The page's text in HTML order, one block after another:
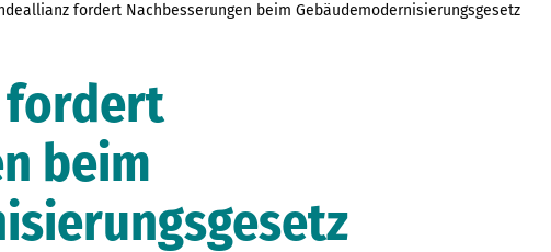
fordert Nachbesserungen beim Gebäudemodernisierungsgesetz
fordert
beim